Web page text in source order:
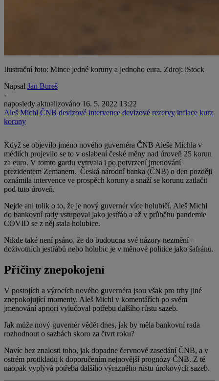
Ilustrační foto: Mince jedné koruny a jednoho eura. Zdroj: iStock
Napsal Jan Bureš
-
naposledy aktualizováno 16. 5. 2022 13:22
Aleš Michl ČNB devizové intervence devizové rezervy inflace kurz
koruny
Když se objevilo jméno nového guvernéra ČNB Aleše Michla v
médiích projevilo se to v oslabení české měny nad úroveň 25 korun
za euro. V tomto gardu vytrvala i po potvrzení jmenování
prezidentem Zemanem. Česká národní banka (ČNB) o den později
oznámila intervence ve prospěch koruny a snaží se korunu zatlačit
pod tuto úroveň.
Nejde ani tolik o to, že je nový guvernér více holubičí. Aleš Michl
do bankovní rady vstupoval jako jestřáb a až v průběhu pandemie
COVID se z něj stala holubice.
Nikde také není psáno, že do budoucna své názory nezmění –
doživotních jestřábů nebo holubic je v měnové politice jako šafránu.
Příčiny znepokojení
V postojích a výrocích nového guvernéra jsou však pro trhy jiné
znepokojující momenty. Aleš Michl v komentářích po svém
jmenování apriori vylučoval potřebu dalšího růstu sazeb.
Jak může nový guvernér vědět dnes, jak by měla bankovní rada
rozhodnout o sazbách skoro za čtvrt roku?
Navíc bez znalosti toho, jak dopadne červnové zasedání ČNB, a v
ostrém protikladu k doporučením nejnovější prognózy ČNB. Z té
naopak vyplývá potřeba dalšího výrazného růstu úrokových sazeb.